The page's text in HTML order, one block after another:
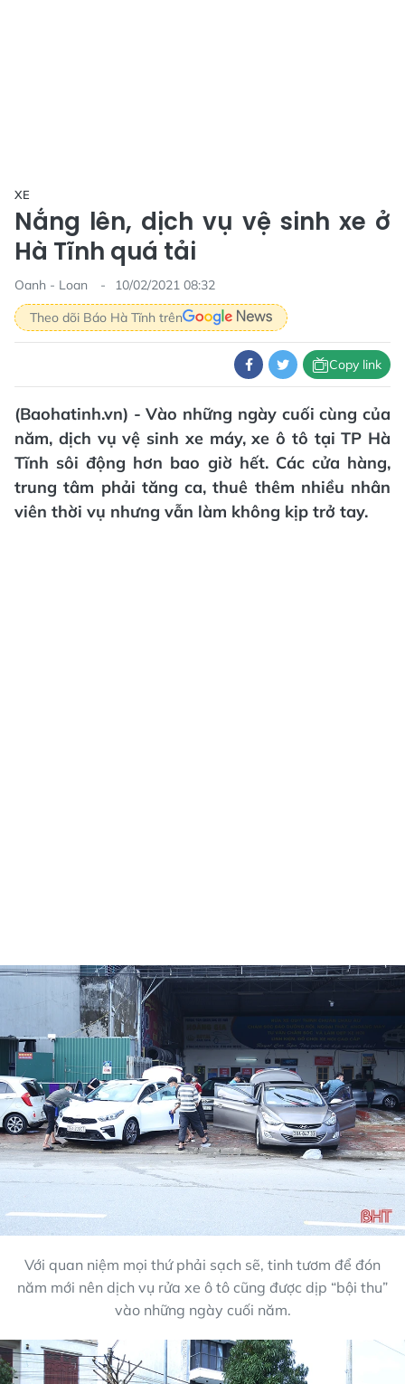
XE
Nắng lên, dịch vụ vệ sinh xe ở
Hà Tĩnh quá tải
Oanh - Loan
10/02/2021 08:32
Theo dõi Báo Hà Tĩnh trên
Copy link
(Baohatinh.vn) - Vào những ngày cuối cùng của
năm, dịch vụ vệ sinh xe máy, xe ô tô tại TP Hà
Tĩnh sôi động hơn bao giờ hết. Các cửa hàng,
trung tâm phải tăng ca, thuê thêm nhiều nhân
viên thời vụ nhưng vẫn làm không kịp trở tay.
Với quan niệm mọi thứ phải sạch sẽ, tinh tươm để đón
năm mới nên dịch vụ rửa xe ô tô cũng được dịp “bội thu”
vào những ngày cuối năm.